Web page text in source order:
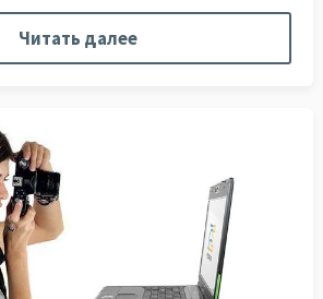
Читать далее